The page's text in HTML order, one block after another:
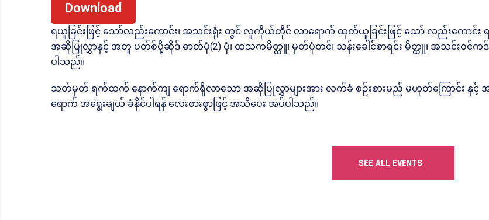
Download
ရယူခြင်းဖြင့် သော်လည်းကောင်း၊ အသင်းရုံး တွင် လူကိုယ်တိုင် လာရောက် ထုတ်ယူခြင်းဖြင့် သော် လည်းကောင်း ရ
အဆိုပြုလွှာနှင့် အတူ ပတ်စ်ပို့ဆိုဒ် ဓာတ်ပုံ(2) ပုံ၊ ထသကမိတ္ထူ၊ မှတ်ပုံတင်၊ သန်းခေါင်စာရင်း မိတ္ထူ၊ အသင်းဝင်ကဒ်
ပါသည်။
သတ်မှတ် ရက်ထက် နောက်ကျ ရောက်ရှိလာသော အဆိုပြုလွှာများအား လက်ခံ စဉ်းစားမည် မဟုတ်ကြောင်း နှ
ရောက် အရွေးချယ် ခံနိုင်ပါရန် လေးစားစွာဖြင့် အသိပေး အပ်ပါသည်။
SEE ALL EVENTS